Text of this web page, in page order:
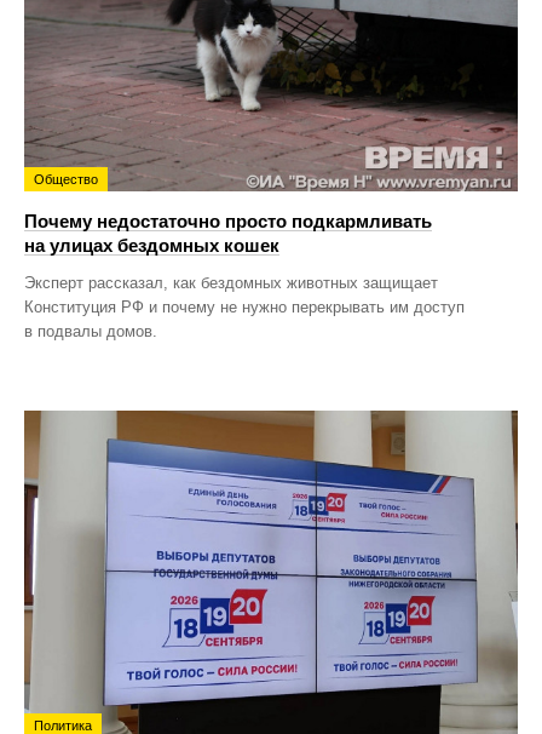
Общество
Почему недостаточно просто подкармливать
на улицах бездомных кошек
Эксперт рассказал, как бездомных животных защищает
Конституция РФ и почему не нужно перекрывать им доступ
в подвалы домов.
Политика